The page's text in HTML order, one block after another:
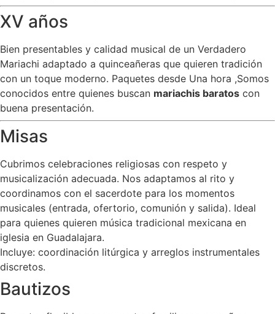
XV años
Bien presentables y calidad musical de un Verdadero
Mariachi adaptado a quinceañeras que quieren tradición
con un toque moderno. Paquetes desde Una hora ,Somos
conocidos entre quienes buscan mariachis baratos con
buena presentación.
Misas
Cubrimos celebraciones religiosas con respeto y
musicalización adecuada. Nos adaptamos al rito y
coordinamos con el sacerdote para los momentos
musicales (entrada, ofertorio, comunión y salida). Ideal
para quienes quieren música tradicional mexicana en
iglesia en Guadalajara.
Incluye: coordinación litúrgica y arreglos instrumentales
discretos.
Bautizos